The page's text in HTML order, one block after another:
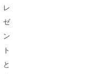
レ
ゼ
ン
ト
と